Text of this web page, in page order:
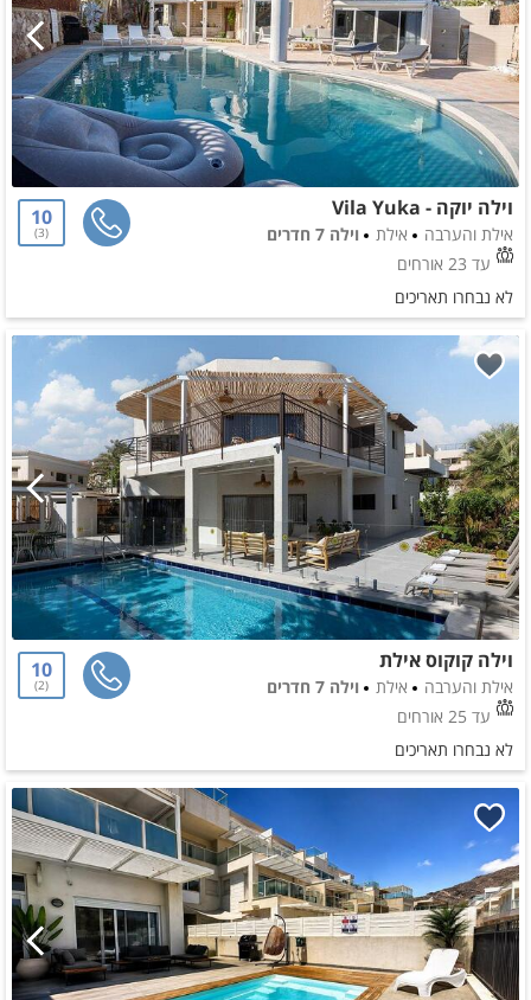
וילה יוקה - Vila Yuka
אילת והערבה אילת
וילה 7 חדרים
עד 23 אורחים
10
3
לא נבחרו תאריכים
וילה קוקוס אילת
אילת והערבה אילת
וילה 7 חדרים
עד 25 אורחים
10
2
לא נבחרו תאריכים